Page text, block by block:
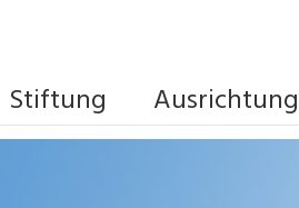
Stiftung Ausrichtung